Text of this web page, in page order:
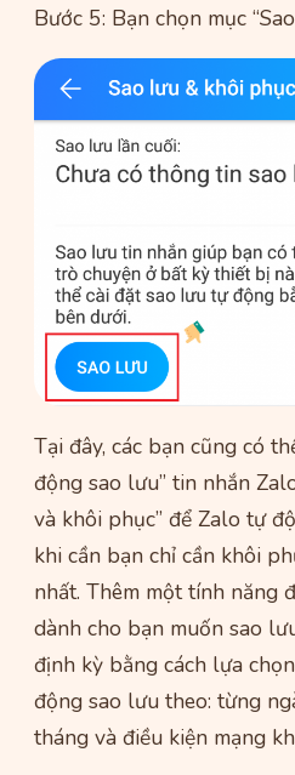
Bước 5: Bạn chọn mục
Tại đây, các bạn cũng có
động sao lưu” tin nhắn
và khôi phục” để Zalo tự
khi cần bạn chỉ cần khôi
nhất. Thêm một tính năng
dành cho bạn muốn sao
định kỳ bằng cách lựa
động sao lưu theo: từng
tháng và điều kiện mạng